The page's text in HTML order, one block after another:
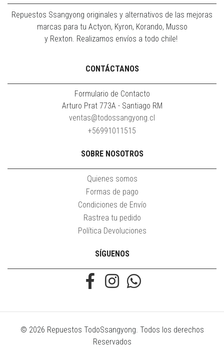
Repuestos Ssangyong originales y alternativos de las mejoras
marcas para tu Actyon, Kyron, Korando, Musso
y Rexton. Realizamos envíos a todo chile!
CONTÁCTANOS
Formulario de Contacto
Arturo Prat 773A - Santiago RM
ventas@todossangyong.cl
+56991011515
SOBRE NOSOTROS
Quienes somos
Formas de pago
Condiciones de Envío
Rastrea tu pedido
Política Devoluciones
SÍGUENOS
© 2026 Repuestos TodoSsangyong. Todos los derechos
Reservados